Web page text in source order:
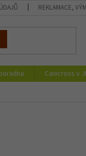
REKLAMACE,
Canicross v